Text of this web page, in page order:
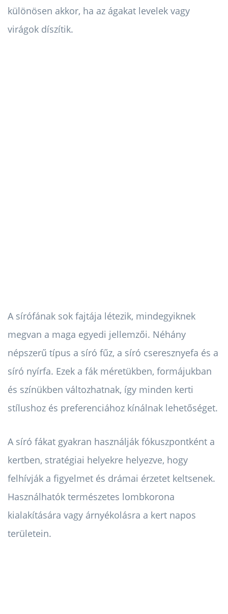
különösen akkor, ha az ágakat levelek vagy
virágok díszítik.
A sírófának sok fajtája létezik, mindegyiknek
megvan a maga egyedi jellemzői. Néhány
népszerű típus a síró fűz, a síró cseresznyefa és a
síró nyírfa. Ezek a fák méretükben, formájukban
és színükben változhatnak, így minden kerti
stílushoz és preferenciához kínálnak lehetőséget.
A síró fákat gyakran használják fókuszpontként a
kertben, stratégiai helyekre helyezve, hogy
felhívják a figyelmet és drámai érzetet keltsenek.
Használhatók természetes lombkorona
kialakítására vagy árnyékolásra a kert napos
területein.